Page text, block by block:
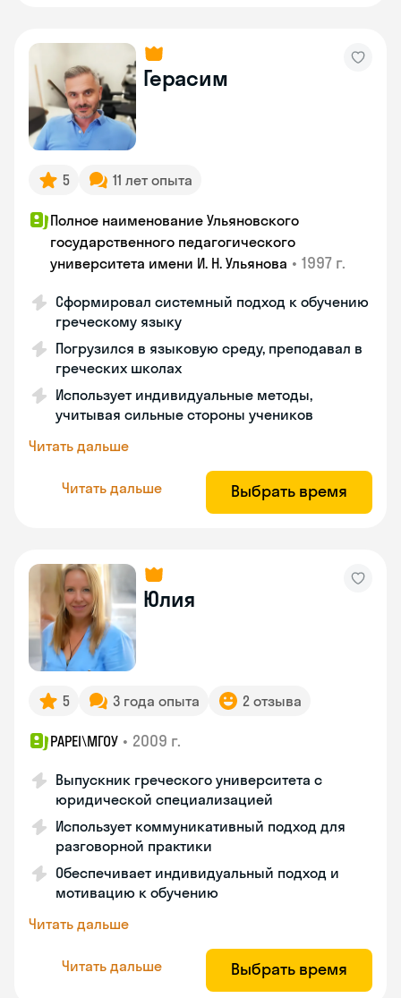
Герасим
5 11 лет опыта
Полное наименование Ульяновского
государственного педагогического
университета имени И. Н. Ульянова • 1997 г.
Сформировал системный подход к обучению
греческому языку
Погрузился в языковую среду, преподавал в
греческих школах
Использует индивидуальные методы,
учитывая сильные стороны учеников
Читать дальше
Читать дальше Выбрать время
Юлия
5 3 года опыта 2 отзыва
PAPEI\MГОУ • 2009 г.
Выпускник греческого университета с
юридической специализацией
Использует коммуникативный подход для
разговорной практики
Обеспечивает индивидуальный подход и
мотивацию к обучению
Читать дальше
Читать дальше Выбрать время